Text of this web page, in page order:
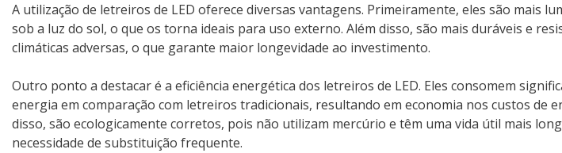
A utilização de letreiros de LED oferece diversas vantagens. Primeiramente, eles são mais
sob a luz do sol, o que os torna ideais para uso externo. Além disso, são mais duráveis e
climáticas adversas, o que garante maior longevidade ao investimento.
Outro ponto a destacar é a eficiência energética dos letreiros de LED. Eles consomem
energia em comparação com letreiros tradicionais, resultando em economia nos custos de
disso, são ecologicamente corretos, pois não utilizam mercúrio e têm uma vida útil mais
necessidade de substituição frequente.